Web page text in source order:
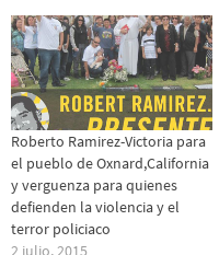
Roberto Ramirez-Victoria para
el pueblo de Oxnard,California
y verguenza para quienes
defienden la violencia y el
terror policiaco
2 julio, 2015